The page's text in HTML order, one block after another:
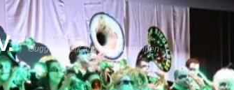
Guggenmusik aus Utzmemmingen